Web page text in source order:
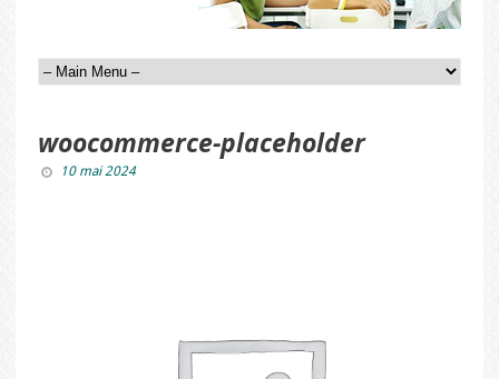
woocommerce-placeholder
10 mai 2024